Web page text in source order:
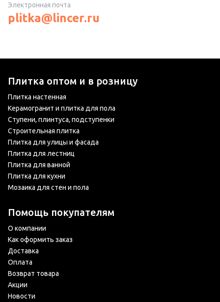
Электронная почта
plitka@lincer.ru
Плитка оптом и в розницу
Плитка настенная
Керамогранит и плитка для пола
Ступени, плинтуса, подступенки
Строительная плитка
Плитка для улицы и фасада
Плитка для лестниц
Плитка для ванной
Плитка для кухни
Мозаика для стен и пола
Помощь покупателям
О компании
Как оформить заказ
Доставка
Оплата
Возврат товара
Акции
Новости